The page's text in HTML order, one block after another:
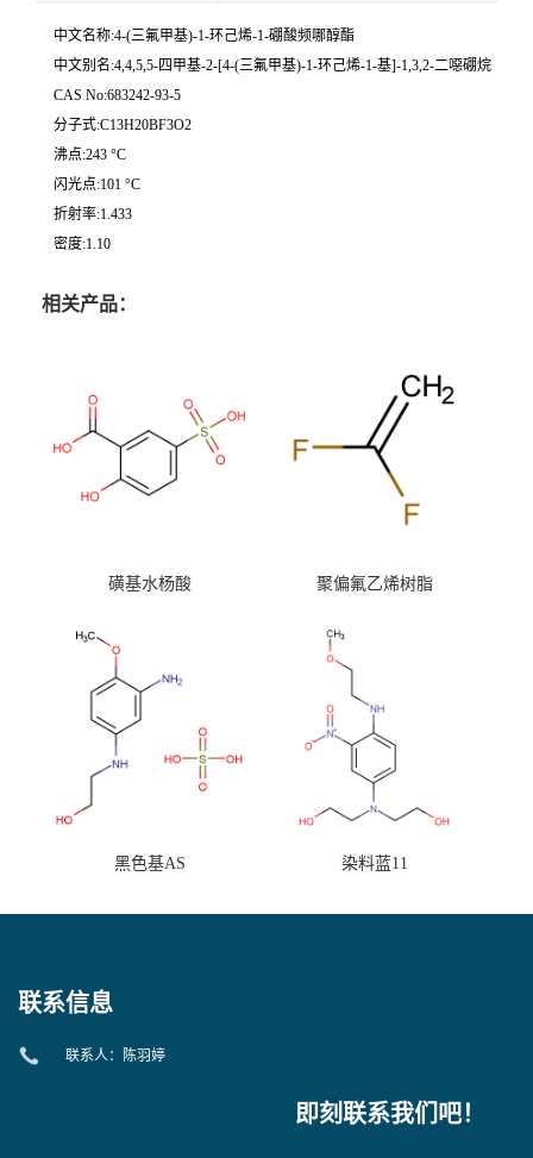
中文名称:4-(三氟甲基)-1-环己烯-1-硼酸频哪醇酯
中文别名:4,4,5,5-四甲基-2-[4-(三氟甲基)-1-环己烯-1-基]-1,3,2-二噁硼烷
CAS No:683242-93-5
分子式:C13H20BF3O2
沸点:243 °C
闪光点:101 °C
折射率:1.433
密度:1.10
相关产品：
磺基水杨酸 聚偏氟乙烯树脂
黑色基AS 染料蓝11
联系信息
联系人：陈羽婷
即刻联系我们吧！